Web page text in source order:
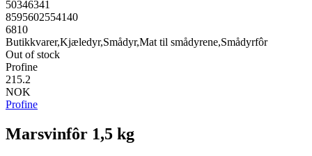
50346341
8595602554140
6810
Butikkvarer,Kjæledyr,Smådyr,Mat til smådyrene,Smådyrfôr
Out of stock
Profine
215.2
NOK
Profine
Marsvinfôr 1,5 kg